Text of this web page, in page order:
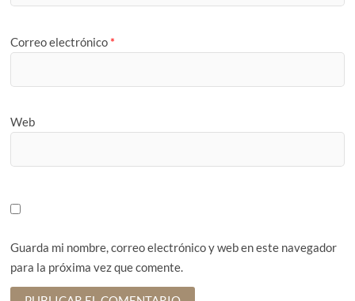
Correo electrónico *
Web
Guarda mi nombre, correo electrónico y web en este navegador
para la próxima vez que comente.